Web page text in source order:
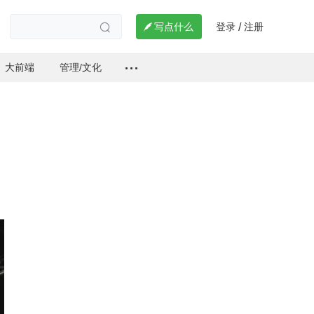
  写点什么 登录 / 注册
大前端 管理/文化